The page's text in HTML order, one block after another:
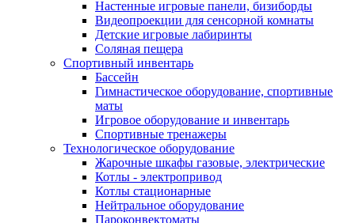
Настенные игровые панели, бизиборды
Видеопроекции для сенсорной комнаты
Детские игровые лабиринты
Соляная пещера
Спортивный инвентарь
Бассейн
Гимнастическое оборудование, спортивные
маты
Игровое оборудование и инвентарь
Спортивные тренажеры
Технологическое оборудование
Жарочные шкафы газовые, электрические
Котлы - электропривод
Котлы стационарные
Нейтральное оборудование
Пароконвектоматы